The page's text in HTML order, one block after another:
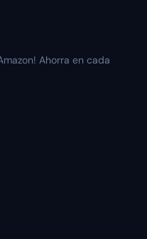
Ahorra en cada